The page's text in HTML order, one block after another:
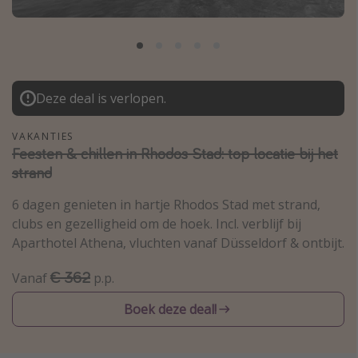
Thailand
Madeira
Bali
Overzicht
Weekendje weg
Autoverhuur
Vroegboeker
Groepsreizen
Deze deal is verlopen.
VAKANTIES
Feesten & chillen in Rhodos Stad: top locatie bij het
strand
6 dagen genieten in hartje Rhodos Stad met strand,
clubs en gezelligheid om de hoek. Incl. verblijf bij
Aparthotel Athena, vluchten vanaf Düsseldorf & ontbijt.
Vanaf€ 362 p.p.
Boek deze deal!